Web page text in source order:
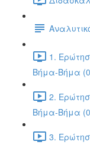
1.
Βήμα-Βήμα
2.
Βήμα-Βήμα
3.